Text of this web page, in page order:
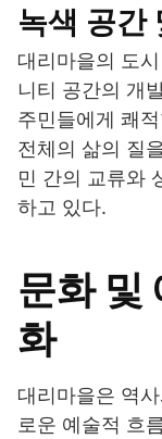
녹색 공간
대리마을의 도
니티 공간의 개
주민들에게 쾌
전체의 삶의 질
민 간의 교류와
하고 있다.
문화 및
화
대리마을은 역
로운 예술적 흐